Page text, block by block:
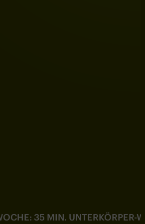
35 MIN. UNTERKÖRPER-